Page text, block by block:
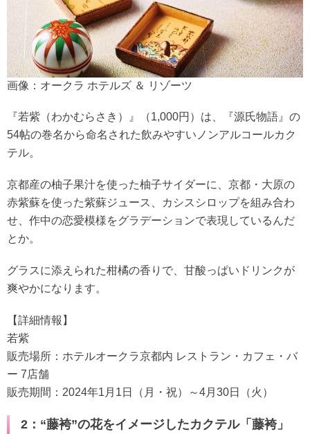
画像：オークラ ホテルズ ＆ リゾーツ
『若紫（わかむらさき）』（1,000円）は、『源氏物語』の
54帖の巻名から命名された飲みやすいノンアルコールカク
テル。
京都産の柚子果汁を使った柚子サイダーに、京都・大原の
赤紫蘇を使った紫蘇ジュース、カシスシロップを組み合わ
せ、作中の恋愛模様をグラデーションで表現しているんだ
とか。
グラスに添えられた柑橘の香りで、甘酸っぱいドリンクが
爽やかになります。
【詳細情報】
若紫
販売場所：ホテルオークラ京都内 レストラン・カフェ・バ
ー 7店舗
販売期間：2024年1月1日（月・祝）～4月30日（火）
2：“藤袴”の花をイメージしたカクテル「藤袴」